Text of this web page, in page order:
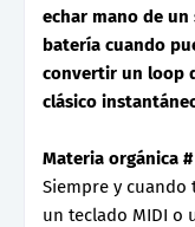
echar mano de
batería cuando
convertir un loop
clásico
Materia orgánica
Siempre y cuando
un teclado MIDI o